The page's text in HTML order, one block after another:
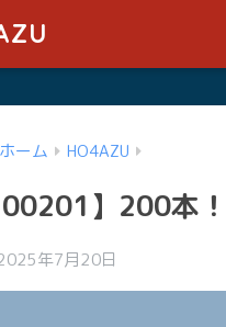
ホーム HO4AZU
00201】200本！
年7月20日